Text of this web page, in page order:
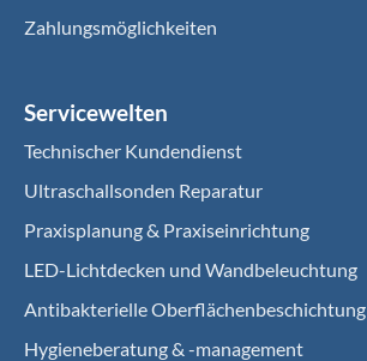
Zahlungsmöglichkeiten
Servicewelten
Technischer Kundendienst
Ultraschallsonden Reparatur
Praxisplanung & Praxiseinrichtung
LED-Lichtdecken und Wandbeleuchtung
Antibakterielle Oberflächenbeschichtung
Hygieneberatung & -management